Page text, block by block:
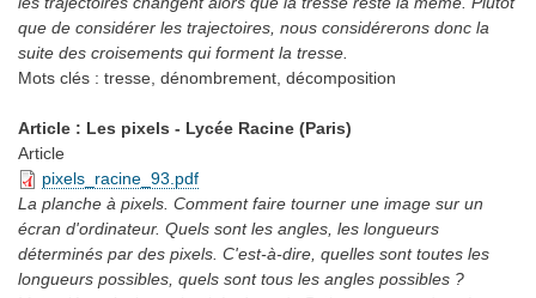
que de considérer les trajectoires, nous considérerons donc la
suite des croisements qui forment la tresse.
Mots clés : tresse, dénombrement, décomposition
Article : Les pixels - Lycée Racine (Paris)
Article
pixels_racine_93.pdf
La planche à pixels. Comment faire tourner une image sur un
écran d'ordinateur. Quels sont les angles, les longueurs
déterminés par des pixels. C'est-à-dire, quelles sont toutes les
longueurs possibles, quels sont tous les angles possibles ?